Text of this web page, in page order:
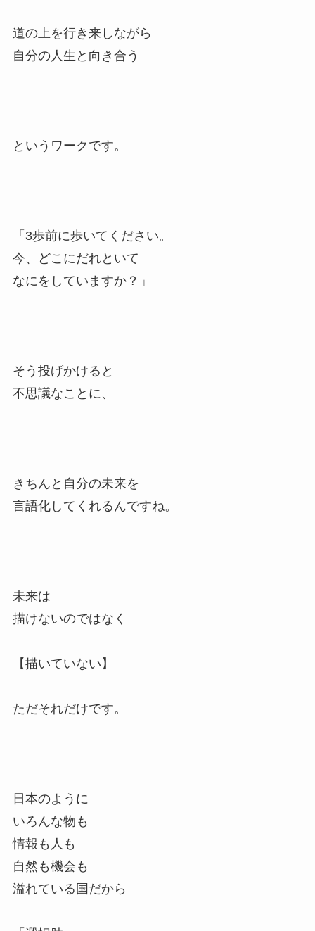
道の上を行き来しながら
自分の人生と向き合う
というワークです。
「3歩前に歩いてください。
今、どこにだれといて
なにをしていますか？」
そう投げかけると
不思議なことに、
きちんと自分の未来を
言語化してくれるんですね。
未来は
描けないのではなく
【描いていない】
ただそれだけです。
日本のように
いろんな物も
情報も人も
自然も機会も
溢れている国だから